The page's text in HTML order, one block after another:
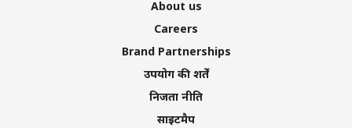
About us
Careers
Brand Partnerships
उपयोग की शर्तें
निजता नीति
साइटमैप